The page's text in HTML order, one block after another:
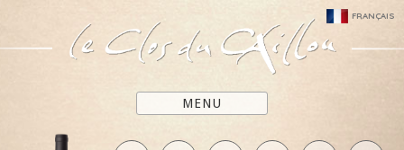
FRANÇAIS
MENU